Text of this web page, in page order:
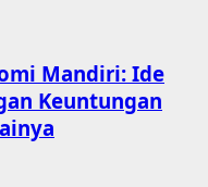
Mandiri: Ide
Keuntungan